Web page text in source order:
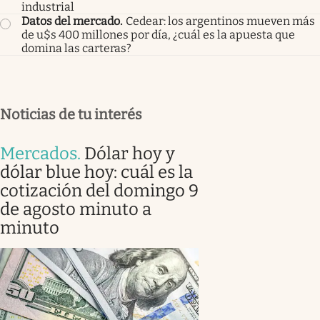
industrial
Datos del mercado. Cedear: los argentinos mueven más
de u$s 400 millones por día, ¿cuál es la apuesta que
domina las carteras?
Noticias de tu interés
Mercados. Dólar hoy y
dólar blue hoy: cuál es la
cotización del domingo 9
de agosto minuto a
minuto